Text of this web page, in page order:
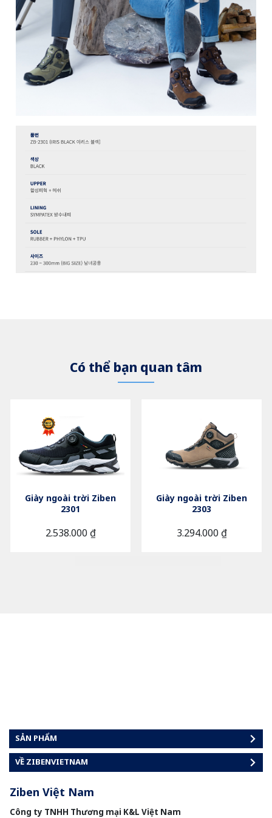
Có thể bạn quan tâm
Giày ngoài trời Ziben
2301
2.538.000 ₫
Giày ngoài trời Ziben
2303
3.294.000 ₫
SẢN PHẨM
VỀ ZIBENVIETNAM
Ziben Việt Nam
Công ty TNHH Thương mại K&L Việt Nam